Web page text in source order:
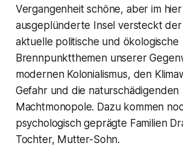
Vergangenheit schöne, aber im
ausgeplünderte Insel versteckt der
aktuelle politische und ökologische
Brennpunktthemen unserer
modernen Kolonialismus, den
Gefahr und die naturschädigenden
Machtmonopole. Dazu kommen
psychologisch geprägte Familien
Tochter, Mutter-Sohn.